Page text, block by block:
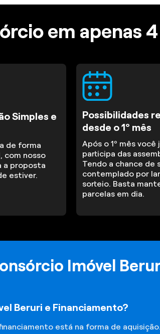
em apenas
Simples e
de forma
com nosso
a proposta
estiver.
Possibilidades
desde o 1º mês
Após o 1º mês você
participa das
Tendo a chance de
contemplado por
sorteio. Basta
parcelas em dia.
Imóvel
Beruri e Financiamento?
está na forma de